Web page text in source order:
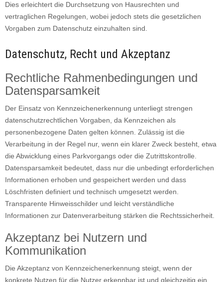
Dies erleichtert die Durchsetzung von Hausrechten und
vertraglichen Regelungen, wobei jedoch stets die gesetzlichen
Vorgaben zum Datenschutz einzuhalten sind.
Datenschutz, Recht und Akzeptanz
Rechtliche Rahmenbedingungen und
Datensparsamkeit
Der Einsatz von Kennzeichenerkennung unterliegt strengen
datenschutzrechtlichen Vorgaben, da Kennzeichen als
personenbezogene Daten gelten können. Zulässig ist die
Verarbeitung in der Regel nur, wenn ein klarer Zweck besteht, etwa
die Abwicklung eines Parkvorgangs oder die Zutrittskontrolle.
Datensparsamkeit bedeutet, dass nur die unbedingt erforderlichen
Informationen erhoben und gespeichert werden und dass
Löschfristen definiert und technisch umgesetzt werden.
Transparente Hinweisschilder und leicht verständliche
Informationen zur Datenverarbeitung stärken die Rechtssicherheit.
Akzeptanz bei Nutzern und
Kommunikation
Die Akzeptanz von Kennzeichenerkennung steigt, wenn der
konkrete Nutzen für die Nutzer erkennbar ist und gleichzeitig ein